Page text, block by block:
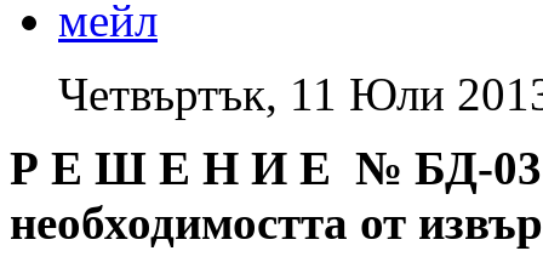
Четвъртък, 11 Юли
Р Е Ш Е Н И Е № БД-
необходимостта от